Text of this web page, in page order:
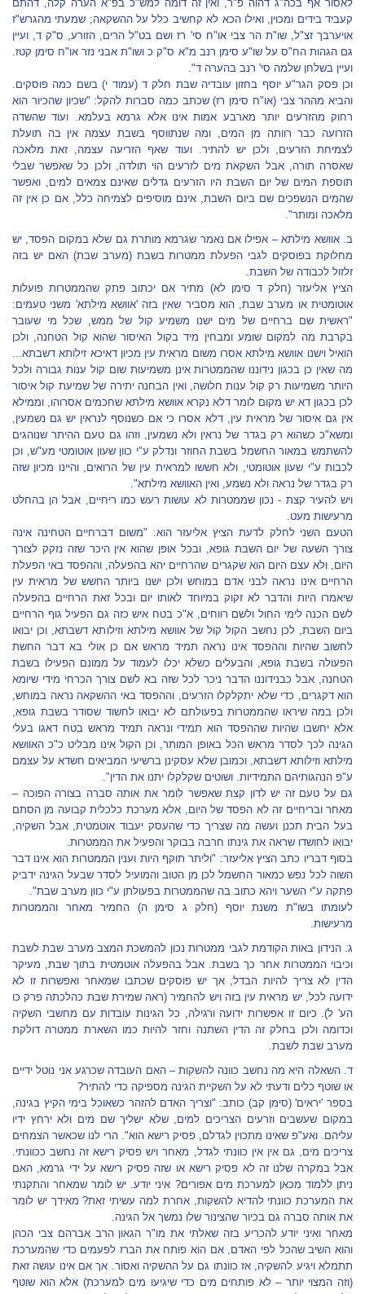
לאסור אף בכה"ג דהוה פ"ר, ואין זה דומה למש"כ בפ"א הערה קלה, דהתם
קעביד בידים ומכוין, ואילו הכא לא קחשיב כלל על ההשקאה; שמעתי מהגרש"ז
אויערבך זצ"ל, שו"ת הר צבי או"ח סי' רז ושם בט"ל הרים, הזורע, ס"ק ד, ועיין
גם הגהות הח"ס על שו"ע סימן רנב מ"א ס"ק כ ושו"ת אבני נזר או"ח סימן קטז.
ועיין בשלחן שלמה סי' רנב בהערה ד".
וכן פסק הגר"ע יוסף בחזון עובדיה שבת חלק ד (עמוד י) בשם כמה פוסקים.
והביא מההר צבי (או"ח סימן רז) שכתב כמה סברות להקל: "שכיון שהכיור הוא
רחוק מהזרעים יותר מארבע אמות אינו אלא גרמא בעלמא. ועוד שהשדה
הזרועה כבר רוותה מן המים, ומה שנתווסף בשבת עצמה אין בה תועלת
לצמיחת הזרעים, ולכן יש להתיר. ועוד שאף הזריעה עצמה, זאת מלאכה
שאסרה תורה, אבל השקאת מים לזרעים הוי תולדה, ולכן כל שאפשר שבלי
תוספת המים של יום השבת היו הזרעים גדלים שאינם צמאים למים, ואפשר
שהמים הנשפכים שם ביום השבת, אינם מוסיפים לצמיחה כלל, אם כן אין זה
מלאכה ומותר".
ב. אוושא מילתא – אפילו אם נאמר שגרמא מותרת גם שלא במקום הפסד, יש
מחלוקת בפוסקים לגבי הפעלת ממטרות בשבת (מערב שבת) האם יש בזה
זלזול לכבודה של השבת.
הציץ אליעזר (חלק ד סימן לא) מתיר אם יכתוב פתק שהממטרות פועלות
אוטומטית או מערב שבת, הוא מסביר שאין בזה 'אוושא מילתא' משני טעמים:
"ראשית שם ברחיים של מים ישנו משמיע קול של ממש, שכל מי שעובר
בקרבת מה למקום שומע ומבחין מיד בקול האיסור שהוא קול הטחנה, ולכן
הואיל וישנו אוושא מילתא אסרו משום מראית עין מכיון דאיכא זילותא דשבתא...
מה שאין כן בכגון נידוננו שהממטרות אינן משמיעות שום קול ענות גבורה ולכל
היותר משמיעות רק קול ענות חלושה, ואין הבחנה יתירה של שמיעת קול איסור
לכן בכגון דא יש מקום לומר דלא נקרא אוושא מילתא שחכמים אסרוהו, וממילא
אין גם איסור של מראית עין, דלא אסרו כי אם כשנוסף לנראין יש גם נשמעין,
ומשא"כ כשהוא רק בגדר של נראין ולא נשמעין, וזהו גם טעם ההיתר שנוהגים
להשתמש במאור החשמל בשבת החוזר ונדלק ע"י כוון שעון אוטומטי מע"ש, וכן
לכבות ע"י שעון אוטומטי, ולא חששו למראית עין של הרואים, והיינו מכיון שזה
רק בגדר של נראה ולא נשמע, ואין האוושא מילתא".
ויש להעיר קצת - נכון שממטרות לא עושות רעש כמו ריחיים, אבל הן בהחלט
מרעישות מעט.
הטעם השני לחלק לדעת הציץ אליעזר הוא: "משום דברחיים הטחינה אינה
צורך השעה של יום השבת גופא, ובכל אופן שהוא אין היכר שזה נזקק לצורך
היום, ולא עצם היום הוא שקגרים שהרחיים יהא בהפעלה, וההפסד באי הפעלת
הרחיים אינו נראה לבני אדם במוחש ולכן ישנו ביותר החשש של מראית עין
שיאמרו היות והדבר לא זקוק במיוחד לאותו יום ובכל זאת הרחיים בהפעלה
לשם הכנה לימי החול ולשם רווחים, א"כ בטח איש כזה גם הפעיל גוף הרחיים
ביום השבת, לכן נחשב הקול קול של אוושא מילתא וזילותא דשבתא, וכן יבואו
לחשוב שהיות וההפסד אינו נראה תמיד מראש אם כן אולי בא דבר החשת
הפעולה בשבת גופא, והבעלים כשלא יכלו לעמוד על ממונם הפעילו בשבת
הטחנה, אבל כבנידוננו הדבר ניכר לכל שזה בא לשם צורך הכרחי מידי שיומא
הוא דקגרים, כדי שלא יתקלקלו הזרעים, וההפסד באי ההשקאה נראה במוחש,
ולכן במה שיראו שהממטרות בפעולתם לא יבואו לחשוד שסודר בשבת גופא,
אלא יחשבו שהיות שההפסד הוא תמידי ונראה תמיד מראש בטח דאגו בעלי
הגינה לכך לסדר מראש הכל באופן המותר, וכן הקול אינו מבליט כ"כ האוושא
מילתא וזילותא דשבתא, וכמובן שלא עסקינן ברשיעי המביאים חשדא על עצמם
ע"פ הנהגותיהם התמידיות. ושוטים שקלקלו יתנו את הדין".
גם על טעם זה יש לדון קצת שאפשר לומר את אותה סברה בצורה הפוכה –
מאחר ובריחיים זה לא הפסד של היום, אלא מערכת כלכלית קבועה מן הסתם
בעל הבית תכנן ועשה מה שצריך כדי שהעסק יעבוד אוטמטית, אבל השקיה,
יבואו לחושדו שראה את גינתו חרבה בבוקר והפעיל את הממטרות.
בסוף דבריו כתב הציץ אליעזר: "וליתר תוקף היות וענין הממטרות הוא אינו דבר
השוה לכל נפש כמאור החשמל לכן מן הטוב והמועיל לסדר שבעל הגינה ידביק
פתקה ע"י השער ויהא כתוב בה שהממטרות בפעולתן ע"י כוון מערב שבת".
לעומתו בשו"ת משנת יוסף (חלק ג סימן ה) החמיר מאחר והממטרות
מרעישות.
ג. הנידון באות הקודמת לגבי ממטרות נכון להמשכת המצב מערב שבת לשבת
וכיבוי הממטרות אחר כך בשבת. אבל בהפעלה אוטמטית בתוך שבת, מעיקר
הדין לא צריך להיות הבדל, אך יש פוסקים שכתבו שמאחר ואפשרות זו לא
ידועה לכל, יש מראית עין בזה ויש להחמיר (ראה שמירת שבת כהלכתה פרק כו
הע' ל). כיום זו אפשרות ידועה ורגילה, כל הגינות עובדות עם מחשבי השקיה
וכדומה ולכן בחלק זה הדין השתנה וחזר להיות כמו השארת ממטרה דולקת
מערב שבת לשבת.
ד. השאלה היא מה נחשב כוונה להשקות – האם העובדה שכרגע אני נוטל ידיים
או שוטף כלים ודעתי לא על השקיית הגינה מספיקה כדי להתיר?
בספר 'יראים' (סימן קב) כותב: "וצריך האדם להזהר כשאוכל בימי הקיץ בגינה,
במקום שעשבים וזרעים הצריכים למים, שלא ישליך שם מים ולא ירחץ ידיו
עליהם. ואע"פ שאינו מתכוין לגדלם, פסיק רישא הוא". הרי לנו שכאשר הצמחים
צריכים מים, גם אין אין כוונתי לגדל, מאחר ויש פסיק רישא זה נחשב ככוונתי.
אבל במקרה שלנו זה לא פסיק רישא או שזה פסיק רישא על ידי גרמא, האם
ניתן ללמוד מכאן למערכת מים אפורים? איני יודע. יש לומר שמאחר והתקנתי
את המערכת כוונתי להדיא להשקות, אחרת למה עשיתי זאת? מאידך יש לומר
את אותה סברה גם בכיור שהצינור שלו נמשך אל הגינה.
מאחר ואיני יודע להכריע בזה שאלתי את מו"ר הגאון הרב אברהם צבי הכהן
והוא השיב שהכל לפי האדם, אם הוא פותח את הברז לפעמים כדי שהמערכת
תתמלא ויגיע להשקיה, אז כוונתו גם על ההשקיה ואסור. אך אם אינו עושה זאת
(וזה המצוי יותר – לא פותחים מים כדי שיגיעו מים למערכת) אלא הוא שוטף